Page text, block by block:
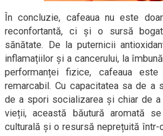
În concluzie, cafeaua nu este
reconfortantă, ci și o sursă
sănătate. De la puternicii
inflamațiilor și a cancerului, la
performanței fizice, cafeaua
remarcabil. Cu capacitatea sa de a
de a spori socializarea și chiar de a
vieții, această băutură aromată
culturală și o resursă neprețuită